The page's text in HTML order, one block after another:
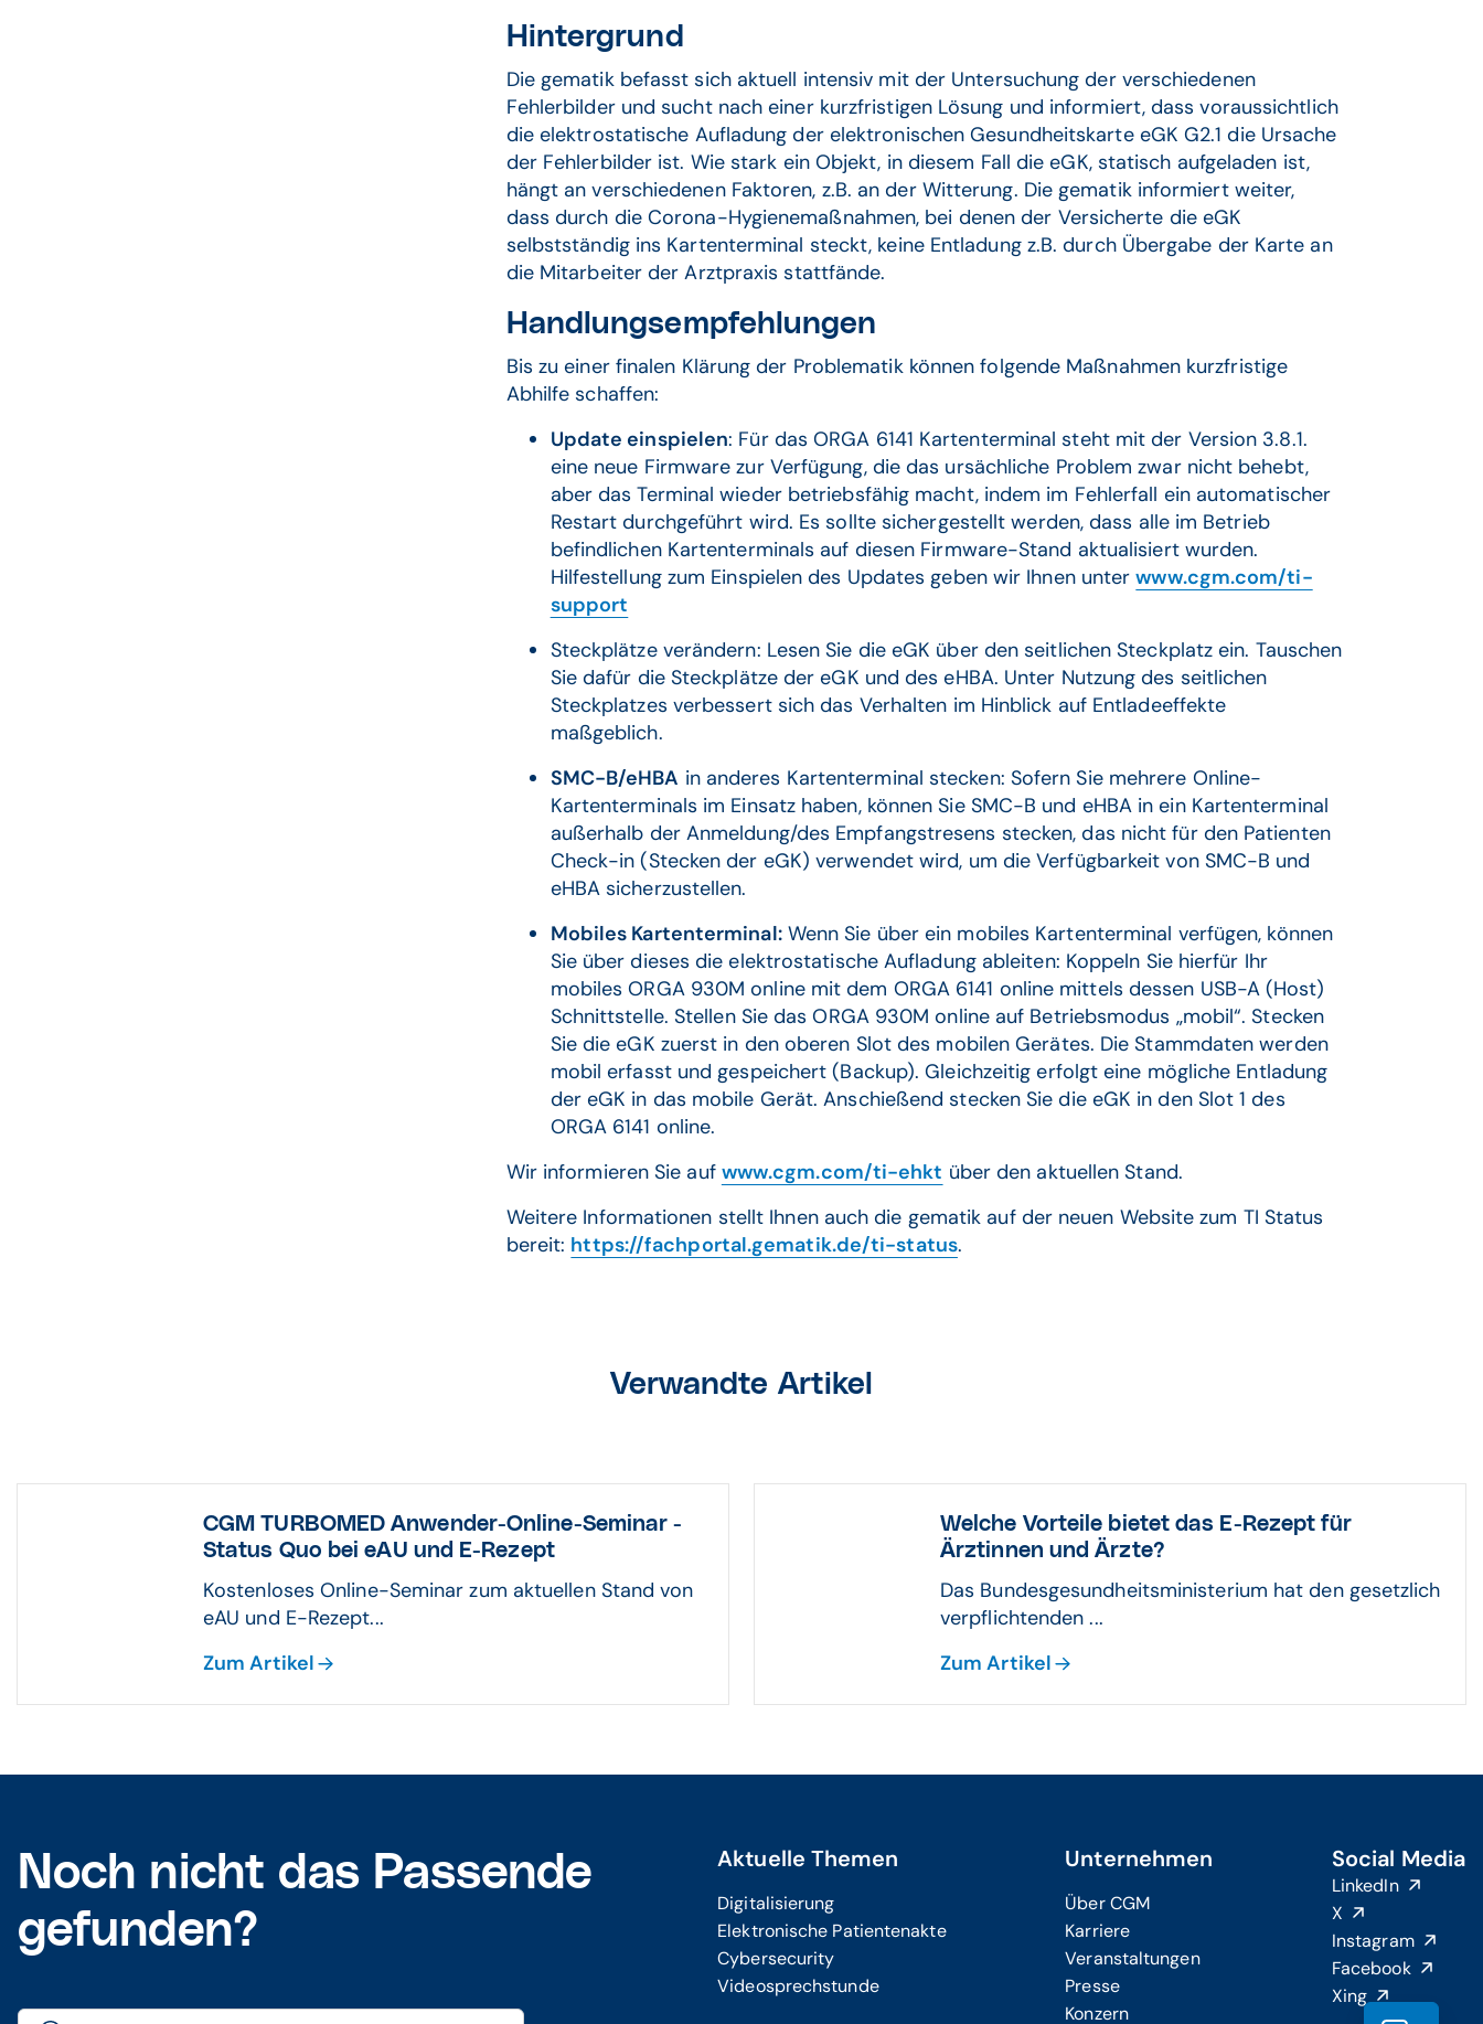
Hintergrund
Die gematik befasst sich aktuell intensiv mit der Untersuchung der verschiedenen
Fehlerbilder und sucht nach einer kurzfristigen Lösung und informiert, dass voraussichtlich
die elektrostatische Aufladung der elektronischen Gesundheitskarte eGK G2.1 die Ursache
der Fehlerbilder ist. Wie stark ein Objekt, in diesem Fall die eGK, statisch aufgeladen ist,
hängt an verschiedenen Faktoren, z.B. an der Witterung. Die gematik informiert weiter,
dass durch die Corona-Hygienemaßnahmen, bei denen der Versicherte die eGK
selbstständig ins Kartenterminal steckt, keine Entladung z.B. durch Übergabe der Karte an
die Mitarbeiter der Arztpraxis stattfände.
Handlungsempfehlungen
Bis zu einer finalen Klärung der Problematik können folgende Maßnahmen kurzfristige
Abhilfe schaffen:
Update einspielen: Für das ORGA 6141 Kartenterminal steht mit der Version 3.8.1.
eine neue Firmware zur Verfügung, die das ursächliche Problem zwar nicht behebt,
aber das Terminal wieder betriebsfähig macht, indem im Fehlerfall ein automatischer
Restart durchgeführt wird. Es sollte sichergestellt werden, dass alle im Betrieb
befindlichen Kartenterminals auf diesen Firmware-Stand aktualisiert wurden.
Hilfestellung zum Einspielen des Updates geben wir Ihnen unterwww.cgm.com/ti-
support
Steckplätze verändern: Lesen Sie die eGK über den seitlichen Steckplatz ein. Tauschen
Sie dafür die Steckplätze der eGK und des eHBA. Unter Nutzung des seitlichen
Steckplatzes verbessert sich das Verhalten im Hinblick auf Entladeeffekte
maßgeblich.
SMC-B/eHBA in anderes Kartenterminal stecken: Sofern Sie mehrere Online-
Kartenterminals im Einsatz haben, können Sie SMC-B und eHBA in ein Kartenterminal
außerhalb der Anmeldung/des Empfangstresens stecken, das nicht für den Patienten
Check-in (Stecken der eGK) verwendet wird, um die Verfügbarkeit von SMC-B und
eHBA sicherzustellen.
Mobiles Kartenterminal:Wenn Sie über ein mobiles Kartenterminal verfügen, können
Sie über dieses die elektrostatische Aufladung ableiten: Koppeln Sie hierfür Ihr
mobiles ORGA 930M online mit dem ORGA 6141 online mittels dessen USB-A (Host)
Schnittstelle. Stellen Sie das ORGA 930M online auf Betriebsmodus „mobil“. Stecken
Sie die eGK zuerst in den oberen Slot des mobilen Gerätes. Die Stammdaten werden
mobil erfasst und gespeichert (Backup). Gleichzeitig erfolgt eine mögliche Entladung
der eGK in das mobile Gerät. Anschießend stecken Sie die eGK in den Slot 1 des
ORGA 6141 online.
Wir informieren Sie auf www.cgm.com/ti-ehkt über den aktuellen Stand.
Weitere Informationen stellt Ihnen auch die gematik auf der neuen Website zum TI Status
bereit: https://fachportal.gematik.de/ti-status.
Verwandte Artikel
CGM TURBOMED Anwender-Online-Seminar -
Status Quo bei eAU und E-Rezept
Kostenloses Online-Seminar zum aktuellen Stand von
eAU und E-Rezept...
Zum Artikel
Welche Vorteile bietet das E-Rezept für
Ärztinnen und Ärzte?
Das Bundesgesundheitsministerium hat den gesetzlich
verpflichtenden ...
Zum Artikel
Noch nicht das Passende
gefunden?
Aktuelle Themen
Digitalisierung
Elektronische Patientenakte
Cybersecurity
Videosprechstunde
Unternehmen
Über CGM
Karriere
Veranstaltungen
Presse
Konzern
Social Media
LinkedIn
X
Instagram
Facebook
Xing